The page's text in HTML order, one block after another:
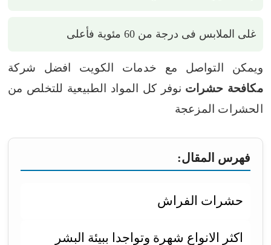
غلى الملابس فى درجة من 60 مئوية فأعلى
ويمكن التواصل مع خدمات الكويت افضل شركة
مكافحة حشرات نوفر كل المواد الطبيعية للتخلص من
الحشرات المزعجة
فهرس المقال:
حشرات الفراش
اكثر الانواع شهرة وتواجدا ببيئة البشر